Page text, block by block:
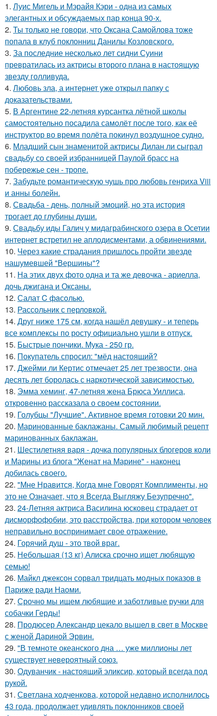
1. Луис Мигель и Мэрайя Кэри - одна из самых
элегантных и обсуждаемых пар конца 90-х.
2. Ты только не говори, что Оксана Самойлова тоже
попала в клуб поклонниц Данилы Козловского.
3. За последние несколько лет сидни Суини
превратилась из актрисы второго плана в настоящую
звезду голливуда.
4. Любовь зла, а интернет уже открыл папку с
доказательствами.
5. В Аргентине 22-летняя курсантка лётной школы
самостоятельно посадила самолёт после того, как её
инструктор во время полёта покинул воздушное судно.
6. Младший сын знаменитой актрисы Дилан ли сыграл
свадьбу со своей избранницей Паулой брасс на
побережье сен - тропе.
7. Забудьте романтическую чушь про любовь генриха Viii
и анны болейн.
8. Свадьба - день, полный эмоций, но эта история
трогает до глубины души.
9. Свадьбу иды Галич у мидаграбинского озера в Осетии
интернет встретил не аплодисментами, а обвинениями.
10. Через какие страдания пришлось пройти звезде
нашумевшей "Вершины"?
11. На этих двух фото одна и та же девочка - ариелла,
дочь джигана и Оксаны.
12. Салат C фaсoлью.
13. Рассольник с перловкой.
14. Друг ниже 175 см, когда нашёл девушку - и теперь
все комплексы по росту официально ушли в отпуск.
15. Быстрые пончики. Мука - 250 гр.
16. Покупатель спросил: "мёд настоящий?
17. Джейми ли Кертис отмечает 25 лет трезвости, она
десять лет боролась с наркотической зависимостью.
18. Эмма хеминг, 47-летняя жена Брюса Уиллиса,
откровенно рассказала о своем состоянии.
19. Голубцы "Лучшие". Активное время готовки 20 мин.
20. Маринованные баклажаны. Самый любимый рецепт
маринованных баклажан.
21. Шестилетняя варя - дочка популярных блогеров коли
и Марины из блога "Женат на Марине" - наконец
добилась своего.
22. "Мне Нравится, Когда мне Говорят Комплименты, но
это не Означает, что я Всегда Выгляжу Безупречно".
23. 24-Летняя актриса Василина юсковец страдает от
дисморфофобии, это расстройства, при котором человек
неправильно воспринимает свое отражение.
24. Горячий душ - это твой враг.
25. Небольшая (13 кг) Алиска срочно ищет любящую
семью!
26. Майкл джексон сорвал тридцать модных показов в
Париже ради Наоми.
27. Срочно мы ищем любящие и заботливые ручки для
собачки Герды!
28. Продюсер Александр цекало вышел в свет в Москве
с женой Дариной Эрвин.
29. "В темноте океанского дна … уже миллионы лет
существует невероятный союз.
30. Одуванчик - настоящий эликсир, который всегда под
рукой.
31. Светлана ходченкова, которой недавно исполнилось
43 года, продолжает удивлять поклонников своей